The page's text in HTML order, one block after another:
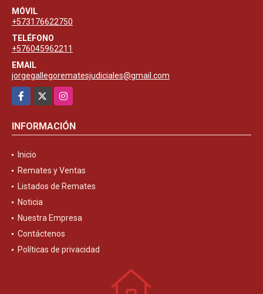
MÓVIL
+573176622750
TELÉFONO
+576045962211
EMAIL
jorgegallegorematesjudiciales@gmail.com
Facebook
Instagram
INFORMACIÓN
Inicio
Remates y Ventas
Listados de Remates
Noticia
Nuestra Empresa
Contáctenos
Políticas de privacidad